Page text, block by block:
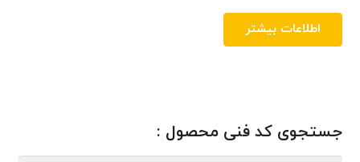
اطلاعات بیشتر
جستجوی کد فنی محصول :